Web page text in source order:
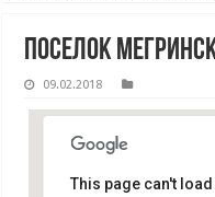
поселок
09.02.2018
This page can't